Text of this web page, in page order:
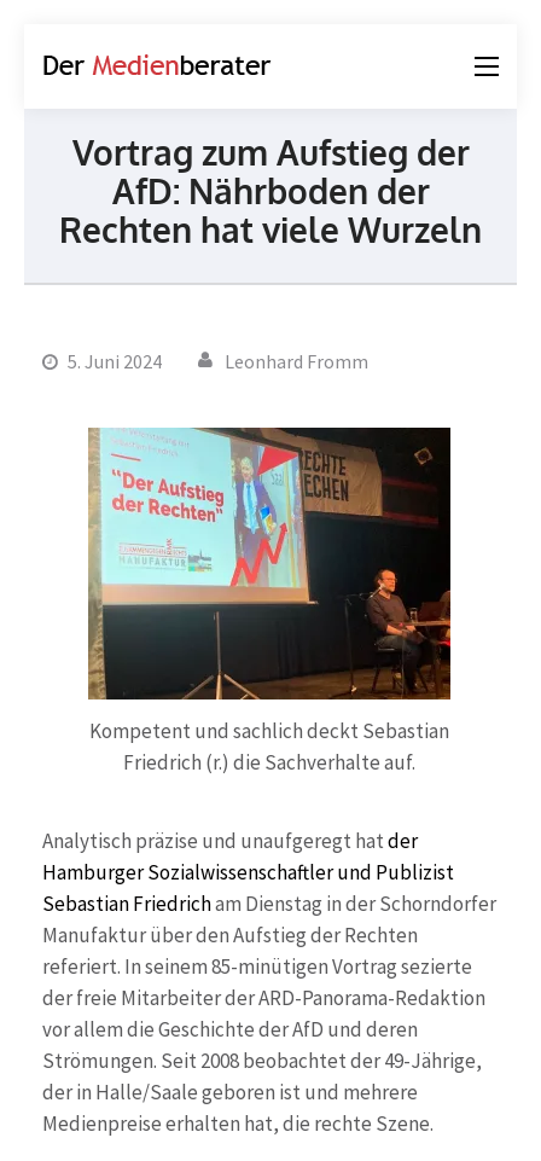
Vortrag zum Aufstieg der
AfD: Nährboden der
Rechten hat viele Wurzeln
5. Juni 2024 Leonhard Fromm
Kompetent und sachlich deckt Sebastian
Friedrich (r.) die Sachverhalte auf.
Analytisch präzise und unaufgeregt hatder
Hamburger Sozialwissenschaftler und Publizist
Sebastian Friedricham Dienstag in der Schorndorfer
Manufaktur über den Aufstieg der Rechten
referiert. In seinem 85-minütigen Vortrag sezierte
der freie Mitarbeiter der ARD-Panorama-Redaktion
vor allem die Geschichte der AfD und deren
Strömungen. Seit 2008 beobachtet der 49-Jährige,
der in Halle/Saale geboren ist und mehrere
Medienpreise erhalten hat, die rechte Szene.